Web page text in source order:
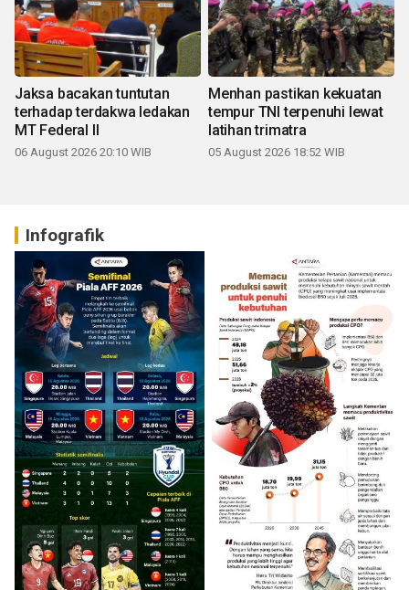
Jaksa bacakan tuntutan
terhadap terdakwa ledakan
MT Federal II
06 August 2026 20:10 WIB
Menhan pastikan kekuatan
tempur TNI terpenuhi lewat
latihan trimatra
05 August 2026 18:52 WIB
Infografik